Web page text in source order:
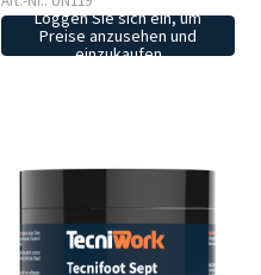
Loggen Sie sich ein, um
Preise anzusehen und
einzukaufen